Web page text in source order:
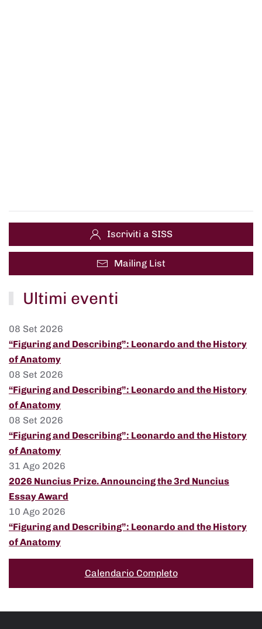
Iscriviti a SISS
Mailing List
Ultimi eventi
08 Set 2026
“Figuring and Describing”: Leonardo and the History
of Anatomy
08 Set 2026
“Figuring and Describing”: Leonardo and the History
of Anatomy
08 Set 2026
“Figuring and Describing”: Leonardo and the History
of Anatomy
31 Ago 2026
2026 Nuncius Prize. Announcing the 3rd Nuncius
Essay Award
10 Ago 2026
“Figuring and Describing”: Leonardo and the History
of Anatomy
Calendario Completo